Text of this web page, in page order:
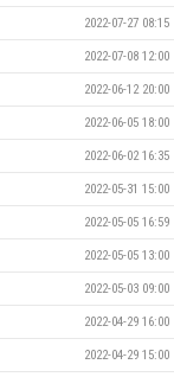
2022-07-27 08:15
2022-07-08 12:00
2022-06-12 20:00
2022-06-05 18:00
2022-06-02 16:35
2022-05-31 15:00
2022-05-05 16:59
2022-05-05 13:00
2022-05-03 09:00
2022-04-29 16:00
2022-04-29 15:00